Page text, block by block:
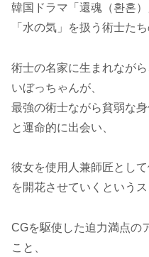
韓国ドラマ「還魂（환혼
「水の気」を扱う術士たち
術士の名家に生まれなが
いぼっちゃんが、
最強の術士ながら貧弱な
と運命的に出会い、
彼女を使用人兼師匠とし
を開花させていくというス
CGを駆使した迫力満点の
こと、